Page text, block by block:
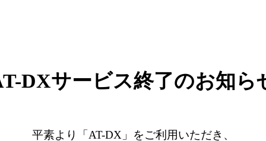
DXサービス終了のお知ら
平素より「AT-DX」をご利用いただき、